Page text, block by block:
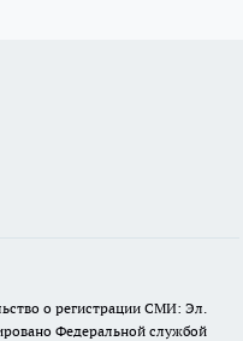
о регистрации СМИ: Эл.
Федеральной службой